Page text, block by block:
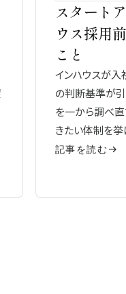
スタート
ウス採用
こと
インハウスが入
の判断基準が
を一から調べ直
きたい体制を挙
記事を読む